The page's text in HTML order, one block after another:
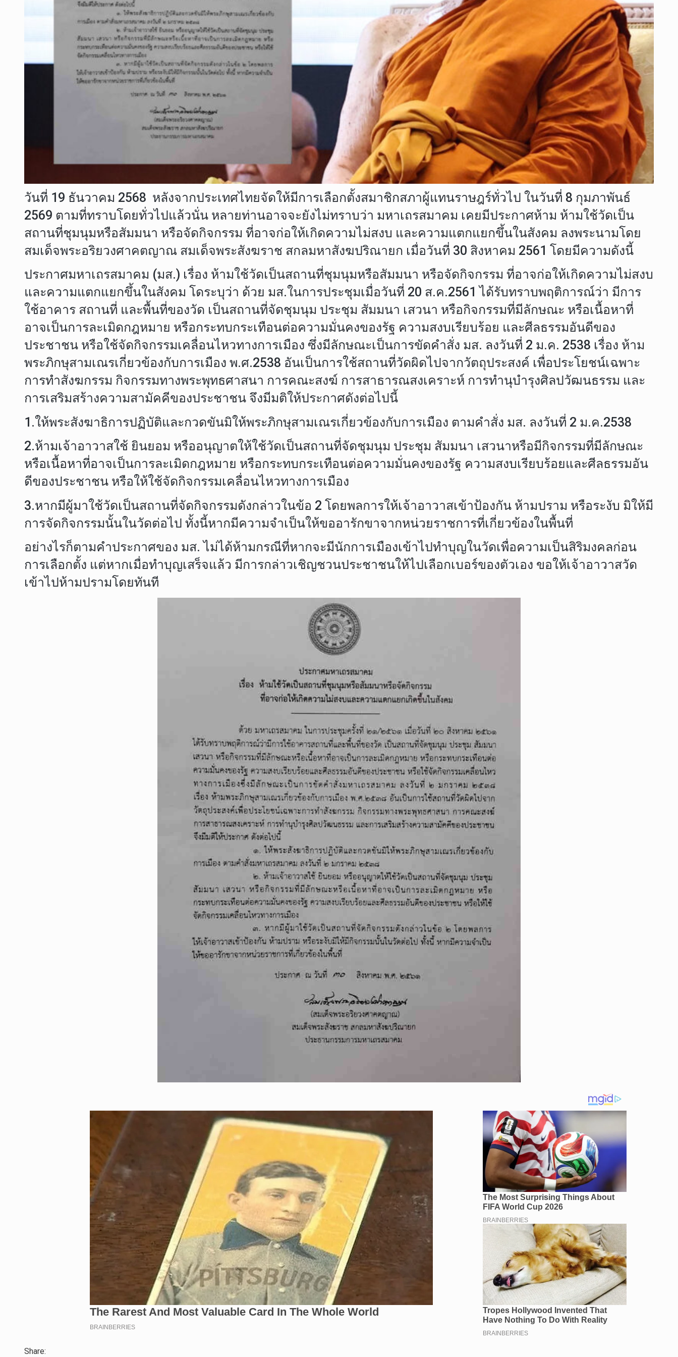
วันที่ 19 ธันวาคม 2568 หลังจากประเทศไทยจัดให้มีการเลือกตั้งสมาชิกสภาผู้แทนราษฎร์ทั่วไป ในวันที่ 8 กุมภาพันธ์
2569 ตามที่ทราบโดยทั่วไปแล้วนั่น หลายท่านอาจจะยังไม่ทราบว่า มหาเถรสมาคม เคยมีประกาศห้าม ห้ามใช้วัดเป็น
สถานที่ชุมนุมหรือสัมมนา หรือจัดกิจกรรม ที่อาจก่อให้เกิดความไม่สงบ และความแตกแยกขึ้นในสังคม ลงพระนามโดย
สมเด็จพระอริยวงศาคตญาณ สมเด็จพระสังฆราช สกลมหาสังฆปริณายก เมื่อวันที่ 30 สิงหาคม 2561 โดยมีความดังนี้
ประกาศมหาเถรสมาคม (มส.) เรื่อง ห้ามใช้วัดเป็นสถานที่ชุมนุมหรือสัมมนา หรือจัดกิจกรรม ที่อาจก่อให้เกิดความไม่สงบ
และความแตกแยกขึ้นในสังคม โดระบุว่า ด้วย มส.ในการประชุมเมื่อวันที่ 20 ส.ค.2561 ได้รับทราบพฤติการณ์ว่า มีการ
ใช้อาคาร สถานที่ และพื้นที่ของวัด เป็นสถานที่จัดชุมนุม ประชุม สัมมนา เสวนา หรือกิจกรรมที่มีลักษณะ หรือเนื้อหาที่
อาจเป็นการละเมิดกฎหมาย หรือกระทบกระเทือนต่อความมั่นคงของรัฐ ความสงบเรียบร้อย และศีลธรรมอันดีของ
ประชาชน หรือใช้จัดกิจกรรมเคลื่อนไหวทางการเมือง ซึ่งมีลักษณะเป็นการขัดคำสั่ง มส. ลงวันที่ 2 ม.ค. 2538 เรื่อง ห้าม
พระภิกษุสามเณรเกี่ยวข้องกับการเมือง พ.ศ.2538 อันเป็นการใช้สถานที่วัดผิดไปจากวัตถุประสงค์ เพื่อประโยชน์เฉพาะ
การทำสังฆกรรม กิจกรรมทางพระพุทธศาสนา การคณะสงฆ์ การสาธารณสงเคราะห์ การทำนุบำรุงศิลปวัฒนธรรม และ
การเสริมสร้างความสามัคคีของประชาชน จึงมีมติให้ประกาศดังต่อไปนี้
1.ให้พระสังฆาธิการปฏิบัติและกวดขันมิให้พระภิกษุสามเณรเกี่ยวข้องกับการเมือง ตามคำสั่ง มส. ลงวันที่ 2 ม.ค.2538
2.ห้ามเจ้าอาวาสใช้ ยินยอม หรืออนุญาตให้ใช้วัดเป็นสถานที่จัดชุมนุม ประชุม สัมมนา เสวนาหรือมีกิจกรรมที่มีลักษณะ
หรือเนื้อหาที่อาจเป็นการละเมิดกฎหมาย หรือกระทบกระเทือนต่อความมั่นคงของรัฐ ความสงบเรียบร้อยและศีลธรรมอัน
ดีของประชาชน หรือให้ใช้จัดกิจกรรมเคลื่อนไหวทางการเมือง
3.หากมีผู้มาใช้วัดเป็นสถานที่จัดกิจกรรมดังกล่าวในข้อ 2 โดยพลการให้เจ้าอาวาสเข้าป้องกัน ห้ามปราม หรือระงับ มิให้มี
การจัดกิจกรรมนั้นในวัดต่อไป ทั้งนี้หากมีความจำเป็นให้ขออารักขาจากหน่วยราชการที่เกี่ยวข้องในพื้นที่
อย่างไรก็ตามคำประกาศของ มส. ไม่ได้ห้ามกรณีที่หากจะมีนักการเมืองเข้าไปทำบุญในวัดเพื่อความเป็นสิริมงคลก่อน
การเลือกตั้ง แต่หากเมื่อทำบุญเสร็จแล้ว มีการกล่าวเชิญชวนประชาชนให้ไปเลือกเบอร์ของตัวเอง ขอให้เจ้าอาวาสวัด
เข้าไปห้ามปรามโดยทันที
Share: